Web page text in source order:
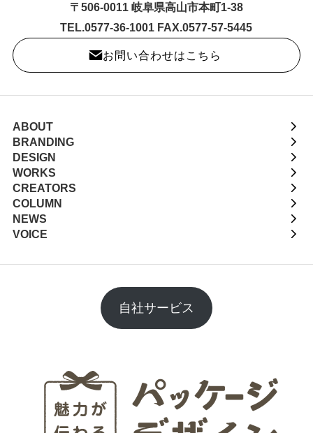
〒506-0011 岐阜県高山市本町1-38
TEL.0577-36-1001 FAX.0577-57-5445
お問い合わせはこちら
ABOUT
BRANDING
DESIGN
WORKS
CREATORS
COLUMN
NEWS
VOICE
自社サービス